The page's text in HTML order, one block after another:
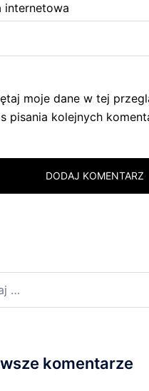
internetowa
moje dane w tej
pisania kolejnych
komentarze